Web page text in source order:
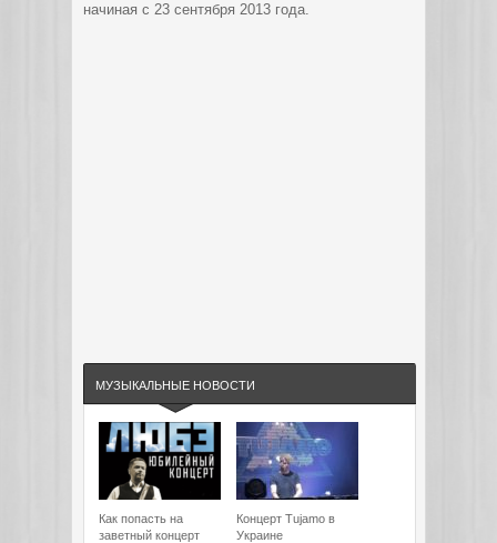
начиная с 23 сентября 2013 года.
МУЗЫКАЛЬНЫЕ НОВОСТИ
Как попасть на
заветный концерт
Концерт Tujamo в
Украине